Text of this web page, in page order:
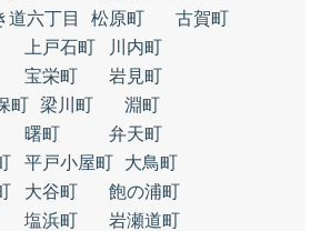
道六丁目 松原町
古賀町
上戸石町
川内町
宝栄町
岩見町
町 梁川町
淵町
曙町
弁天町
平戸小屋町
大鳥町
大谷町
飽の浦町
塩浜町
岩瀬道町